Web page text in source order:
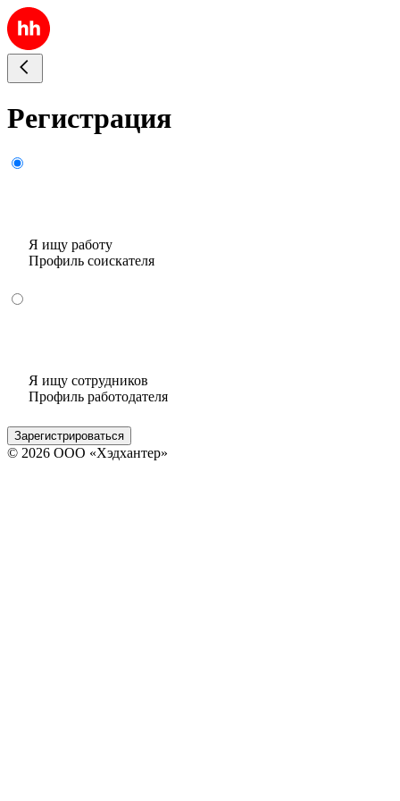
Регистрация
Я ищу работу
Профиль соискателя
Я ищу сотрудников
Профиль работодателя
Зарегистрироваться
© 2026 ООО «Хэдхантер»